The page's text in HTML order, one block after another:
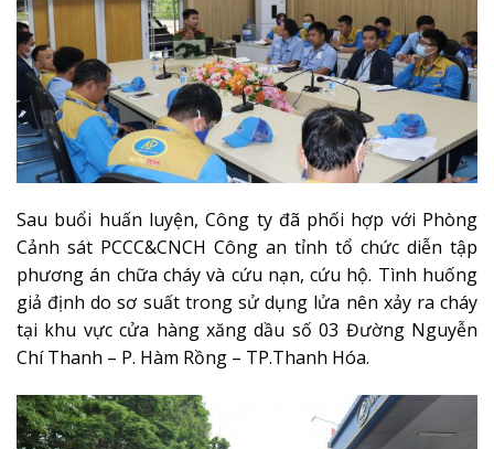
Sau buổi huấn luyện, Công ty đã phối hợp với Phòng
Cảnh sát PCCC&CNCH Công an tỉnh tổ chức diễn tập
phương án chữa cháy và cứu nạn, cứu hộ. Tình huống
giả định do sơ suất trong sử dụng lửa nên xảy ra cháy
tại khu vực cửa hàng xăng dầu số 03 Đường Nguyễn
Chí Thanh – P. Hàm Rồng – TP.Thanh Hóa.